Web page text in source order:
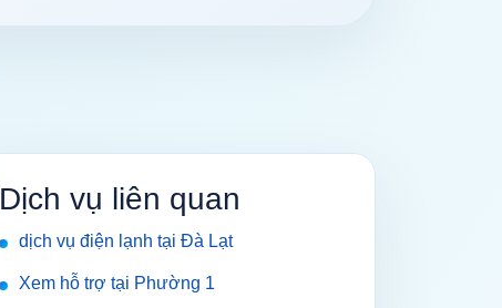
Dịch vụ liên quan
dịch vụ điện lạnh tại Đà Lạt
Xem hỗ trợ tại Phường 1